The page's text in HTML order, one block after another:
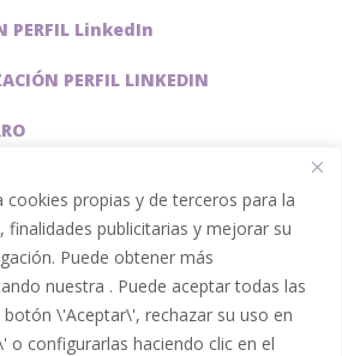
cookies propias y de terceros para la
finalidades publicitarias y mejorar su
Puede obtener más
nuestra . Puede aceptar todas las
\'Aceptar\', rechazar su uso en
o configurarlas haciendo clic en el
PERFIL LinkedIn
PERFIL LINKEDIN